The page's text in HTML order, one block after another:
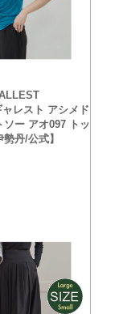
レスト アシメド
ソー アオ097 トッ
丹/公式】